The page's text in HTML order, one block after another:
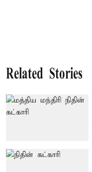
Related Stories